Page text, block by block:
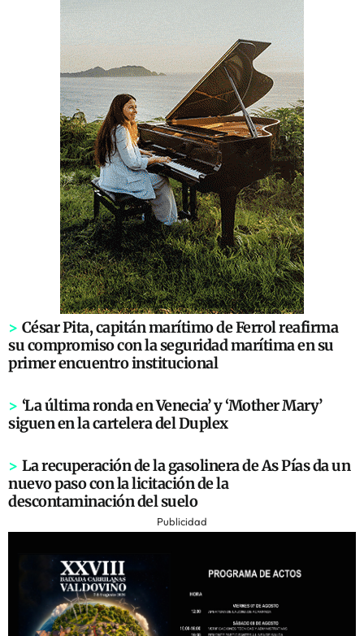
> César Pita, capitán marítimo de Ferrol reafirma
su compromiso con la seguridad marítima en su
primer encuentro institucional
> ‘La última ronda en Venecia’ y ‘Mother Mary’
siguen en la cartelera del Duplex
> La recuperación de la gasolinera de As Pías da un
nuevo paso con la licitación de la
descontaminación del suelo
Publicidad